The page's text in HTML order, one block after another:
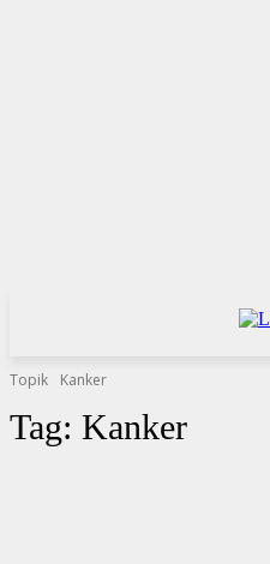
Topik Kanker
Tag: Kanker